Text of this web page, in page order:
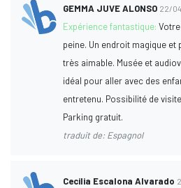
GEMMA JUVE ALONSO 22/
Expérience fantastique:
peine. Un endroit magique et
très aimable. Musée et
idéal pour aller avec des
entretenu. Possibilité de
Parking gratuit.
traduit de: Espagnol
Cecilia Escalona Alvarado